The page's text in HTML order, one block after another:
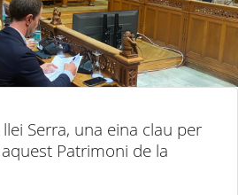
Serra, una eina clau per
Patrimoni de la